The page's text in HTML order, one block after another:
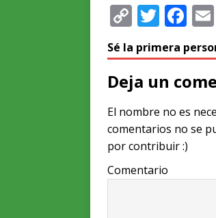
C
o
p
y
Li
n
k
T
w
it
te
r
F
a
c
e
b
o
o
Sé la primera
Deja un
El nombre no es
comentarios no se
por contribuir :)
Comentario